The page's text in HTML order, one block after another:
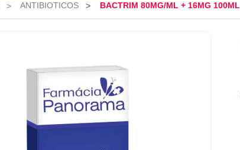
ANTIBIOTICOS BACTRIM 80MG/ML + 16MG 100ML